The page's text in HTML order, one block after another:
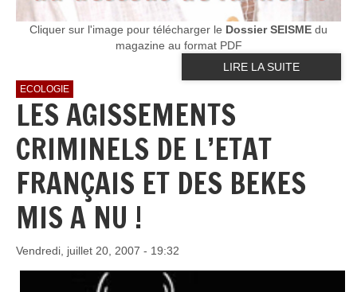
Cliquer sur l'image pour télécharger le Dossier SEISME du
magazine au format PDF
LIRE LA SUITE
ECOLOGIE
LES AGISSEMENTS
CRIMINELS DE L’ETAT
FRANÇAIS ET DES BEKES
MIS A NU !
Vendredi, juillet 20, 2007 - 19:32